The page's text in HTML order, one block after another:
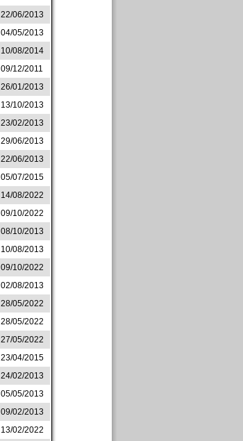
22/06/2013
04/05/2013
10/08/2014
09/12/2011
26/01/2013
13/10/2013
23/02/2013
29/06/2013
22/06/2013
05/07/2015
14/08/2022
09/10/2022
08/10/2013
10/08/2013
09/10/2022
02/08/2013
28/05/2022
28/05/2022
27/05/2022
23/04/2015
24/02/2013
05/05/2013
09/02/2013
13/02/2022